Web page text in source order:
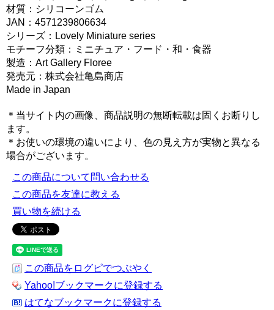
材質：シリコーンゴム
JAN：4571239806634
シリーズ：Lovely Miniature series
モチーフ分類：ミニチュア・フード・和・食器
製造：Art Gallery Floree
発売元：株式会社亀島商店
Made in Japan
＊当サイト内の画像、商品説明の無断転載は固くお断りし
ます。
＊お使いの環境の違いにより、色の見え方が実物と異なる
場合がございます。
この商品について問い合わせる
この商品を友達に教える
買い物を続ける
この商品をログピでつぶやく
Yahoo!ブックマークに登録する
はてなブックマークに登録する